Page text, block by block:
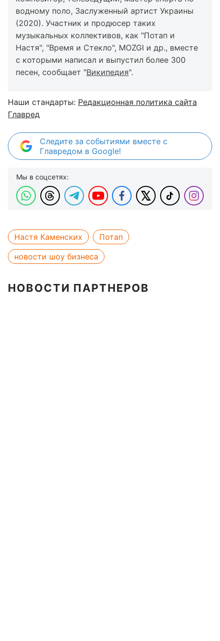
водному поло, Заслуженный артист Украины
(2020). Участник и продюсер таких
музыкальных коллективов, как "Потап и
Настя", "Время и Стекло", MOZGI и др., вместе
с которыми написал и выпустил более 300
песен, сообщает "Википедия".
Наши стандарты: Редакционная политика сайта
Главред
Следите за событиями вместе с
Главредом в Google!
Мы в соцсетях:
Настя Каменских
Потап
новости шоу бизнеса
НОВОСТИ ПАРТНЕРОВ